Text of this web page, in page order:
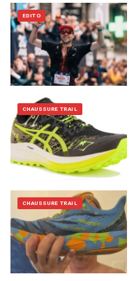
EDITO
CHAUSSURE TRAIL
CHAUSSURE TRAIL